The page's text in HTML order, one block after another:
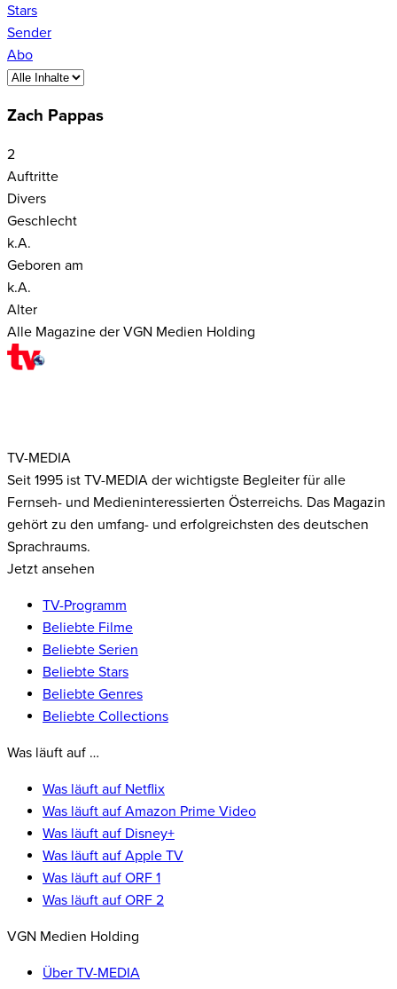
Stars
Sender
Abo
Zach Pappas
2
Auftritte
Divers
Geschlecht
k.A.
Geboren am
k.A.
Alter
Alle Magazine der VGN Medien Holding
TV-MEDIA
Seit 1995 ist TV-MEDIA der wichtigste Begleiter für alle
Fernseh- und Medieninteressierten Österreichs. Das Magazin
gehört zu den umfang- und erfolgreichsten des deutschen
Sprachraums.
Jetzt ansehen
TV-Programm
Beliebte Filme
Beliebte Serien
Beliebte Stars
Beliebte Genres
Beliebte Collections
Was läuft auf …
Was läuft auf Netflix
Was läuft auf Amazon Prime Video
Was läuft auf Disney+
Was läuft auf Apple TV
Was läuft auf ORF 1
Was läuft auf ORF 2
VGN Medien Holding
Über TV-MEDIA